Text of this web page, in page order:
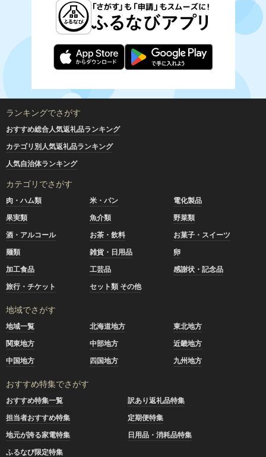
ランキングでさがす
おすすめ総合人気返礼品ランキング
カテゴリ別人気返礼品ランキング
人気自治体ランキング
カテゴリでさがす
肉・ハム類 米・パン
電化製品
果実類
魚介類
野菜類
酒・アルコール
お茶・飲料
お菓子・スイーツ
麺類
雑貨・日用品
卵
加工食品
工芸品
感謝状・記念品
旅行・チケット
セット類 その他
地域でさがす
地域一覧 北海道地方
東北地方
関東地方
中部地方
近畿地方
中国地方
四国地方 九州地方
おすすめ特集でさがす
おすすめ特集一覧
訳あり返礼品特集
担当者おすすめ特集
定期便特集
地元が誇る家電特集
日用品・消耗品特集
ふるなび限定特集